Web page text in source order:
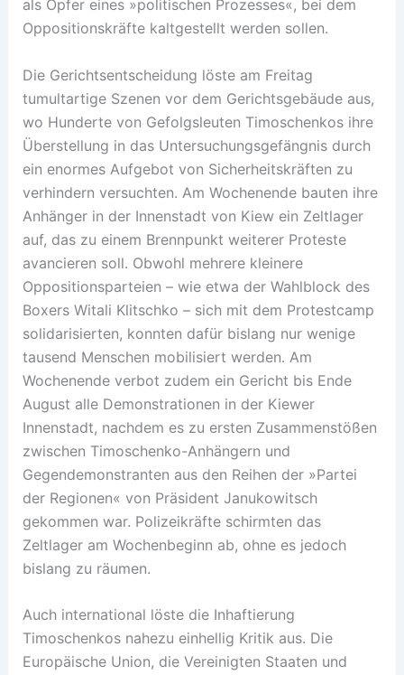
als Opfer eines »politischen Prozesses«, bei dem
Oppositionskräfte kaltgestellt werden sollen.
Die Gerichtsentscheidung löste am Freitag
tumultartige Szenen vor dem Gerichtsgebäude aus,
wo Hunderte von Gefolgsleuten Timoschenkos ihre
Überstellung in das Untersuchungsgefängnis durch
ein enormes Aufgebot von Sicherheitskräften zu
verhindern versuchten. Am Wochenende bauten ihre
Anhänger in der Innenstadt von Kiew ein Zeltlager
auf, das zu einem Brennpunkt weiterer Proteste
avancieren soll. Obwohl mehrere kleinere
Oppositionsparteien – wie etwa der Wahlblock des
Boxers Witali Klitschko – sich mit dem Protestcamp
solidarisierten, konnten dafür bislang nur wenige
tausend Menschen mobilisiert werden. Am
Wochenende verbot zudem ein Gericht bis Ende
August alle Demonstrationen in der Kiewer
Innenstadt, nachdem es zu ersten Zusammenstößen
zwischen Timoschenko-Anhängern und
Gegendemonstranten aus den Reihen der »Partei
der Regionen« von Präsident Janukowitsch
gekommen war. Polizeikräfte schirmten das
Zeltlager am Wochenbeginn ab, ohne es jedoch
bislang zu räumen.
Auch international löste die Inhaftierung
Timoschenkos nahezu einhellig Kritik aus. Die
Europäische Union, die Vereinigten Staaten und